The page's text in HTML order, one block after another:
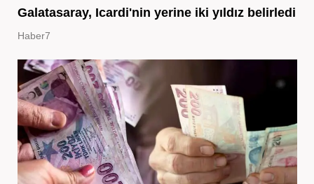
Galatasaray, Icardi'nin yerine iki yıldız belirledi
Haber7